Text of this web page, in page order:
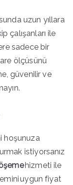
uzun yıllara
çalışanları ile
sadece bir
ölçüsünü
güvenilir ve
hoşunuza
istiyorsanız
hizmeti ile
uygun fiyat